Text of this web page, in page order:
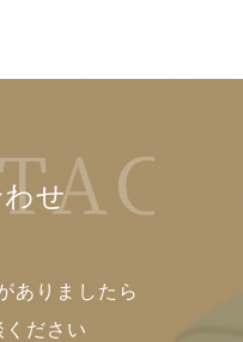
わせ
ありましたら
ださい